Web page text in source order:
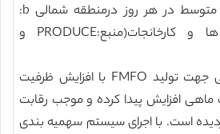
ماهی کولی(روز) وصید متوسط در هر روز درمنطقه شمالی b:
ظرفیت های کشتی ها و کارخانجات(منبع:PRODUCE و
تقاضای محلی برای کولی جهت تولید FMFO با افزایش ظرفیت
ماهی افزایش پیدا کرده و موجب رقابت
است. با اجرای سیستم سهمیه بندی